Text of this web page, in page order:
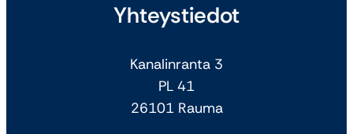
Yhteystiedot
Kanalinranta 3
PL 41
26101 Rauma